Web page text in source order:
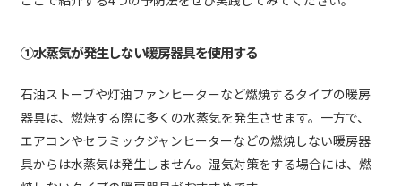
①水蒸気が発生しない暖房器具を使用する
石油ストーブや灯油ファンヒーターなど燃焼するタイプの暖房
器具は、燃焼する際に多くの水蒸気を発生させます。一方で、
エアコンやセラミックジャンヒーターなどの燃焼しない暖房器
具からは水蒸気は発生しません。湿気対策をする場合には、燃